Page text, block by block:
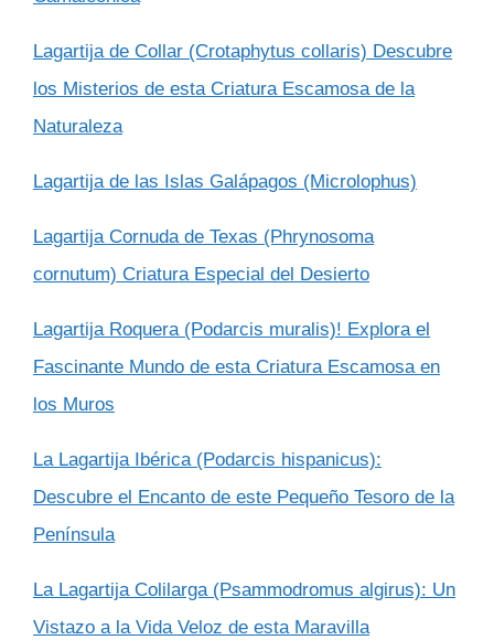
Lagartija de Collar (Crotaphytus collaris) Descubre
los Misterios de esta Criatura Escamosa de la
Naturaleza
Lagartija de las Islas Galápagos (Microlophus)
Lagartija Cornuda de Texas (Phrynosoma
cornutum) Criatura Especial del Desierto
Lagartija Roquera (Podarcis muralis)! Explora el
Fascinante Mundo de esta Criatura Escamosa en
los Muros
La Lagartija Ibérica (Podarcis hispanicus):
Descubre el Encanto de este Pequeño Tesoro de la
Península
La Lagartija Colilarga (Psammodromus algirus): Un
Vistazo a la Vida Veloz de esta Maravilla